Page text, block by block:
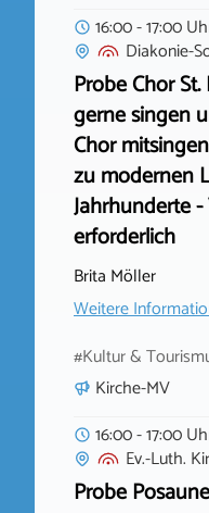
16:00 - 17:00
Diakonie-
Probe Chor
gerne singen
Chor
zu modernen
Jahrhunderte
erforderlich
Brita Möller
Weitere
#Kultur &
Kirche-MV
16:00 - 17:00
Ev.-Luth.
Probe